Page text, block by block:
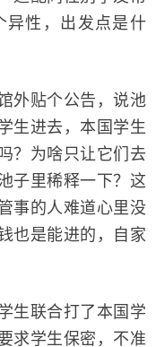
异性，出发点是什
贴个公告，说池
生进去，本国学生
？为啥只让它们去
子里稀释一下？这
事的人难道心里没
也是能进的，自家
联合打了本国学
求学生保密，不准